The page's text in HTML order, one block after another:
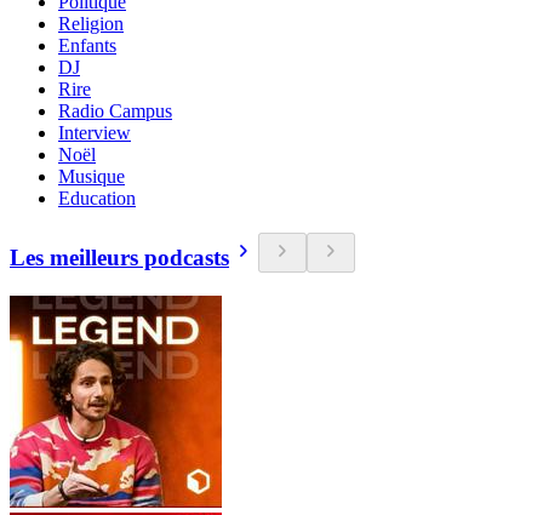
Religion
Enfants
DJ
Rire
Radio Campus
Interview
Noël
Musique
Education
Les meilleurs podcasts